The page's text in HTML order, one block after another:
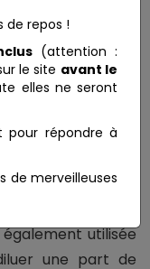
et son
choix pour
sablée et est
une fois sèche
Elle est largement
meuble parce
réactivée en
pleinement ses
utilisée
une part de
de repos !
(attention :
le site avant le
elles ne seront
pour répondre à
de merveilleuses